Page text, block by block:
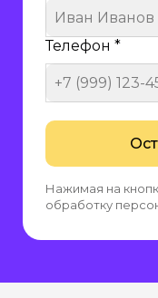
Телефон *
Нажимая на
обработку